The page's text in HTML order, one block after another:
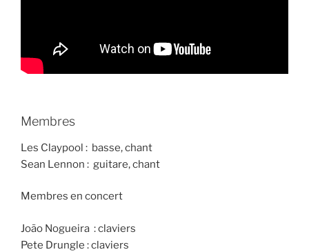
Membres
Les Claypool : basse, chant
Sean Lennon : guitare, chant
Membres en concert
João Nogueira : claviers
Pete Drungle : claviers